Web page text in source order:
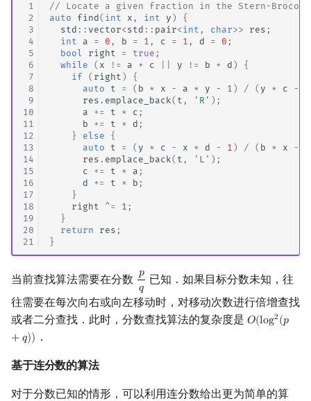
1
2
3
4
5
6
7
8
9
10
11
12
13
14
15
16
17
18
19
20
21
// Locate a given fraction in the Stern-Brocot
auto
find( int x , int y )
{
std :: vector<std :: pair<int , char>> res ;
int
a = 0 , b = 1 , c = 1 , d = 0 ;
bool
right = true ;
while
( x != a + c y != b + d )
{
if
( right )
{
auto
t = ( b * x - a * y - 1 ) / ( y * c -
res . emplace_back( t , 'R' );
a
+= t * c ;
b
+= t * d ;
}
else
{
auto
t = ( y * c - x * d - 1 ) / ( b * x -
res . emplace_back( t , 'L' );
c
+= t * a ;
d
+= t * b ;
}
right
^= 1 ;
}
return
res ;
}
当前查找算法需要在分数 𝑝
𝑞
pq 已知．如果目标分数未知，往
往需要在每次向右或向左移动时，对移动次数进行倍增查找
或者二分查找．此时，分数查找算法的复杂度是 𝑂(log2(𝑝
+𝑞))
O(log2(p
．
基于连分数的算法
对于分数已知的情形，可以利用连分数给出更为简单的算